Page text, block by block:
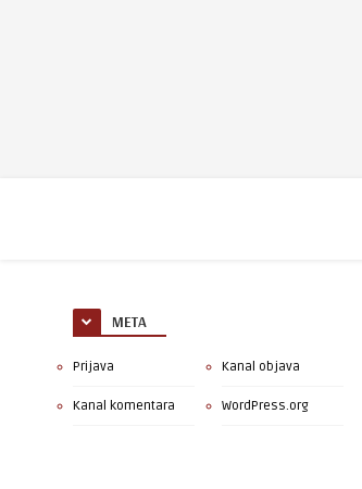
META
Prijava Kanal objava
Kanal komentara WordPress.org